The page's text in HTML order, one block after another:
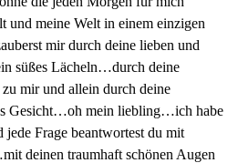
und meine Welt in einem einzigen
mir durch deine lieben und
süßes Lächeln…durch deine
mir und allein durch deine
Gesicht…oh mein liebling…ich habe
jede Frage beantwortest du mit
deinen traumhaft schönen Augen